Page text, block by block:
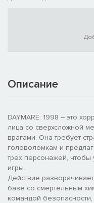
Описание
DAYMARE: 1998 – это
лица со сверхсложной
врагами. Она требует
головоломкам и
трех персонажей, чтобы
игры.
Действие
базе со смертельным
командой безопасности,